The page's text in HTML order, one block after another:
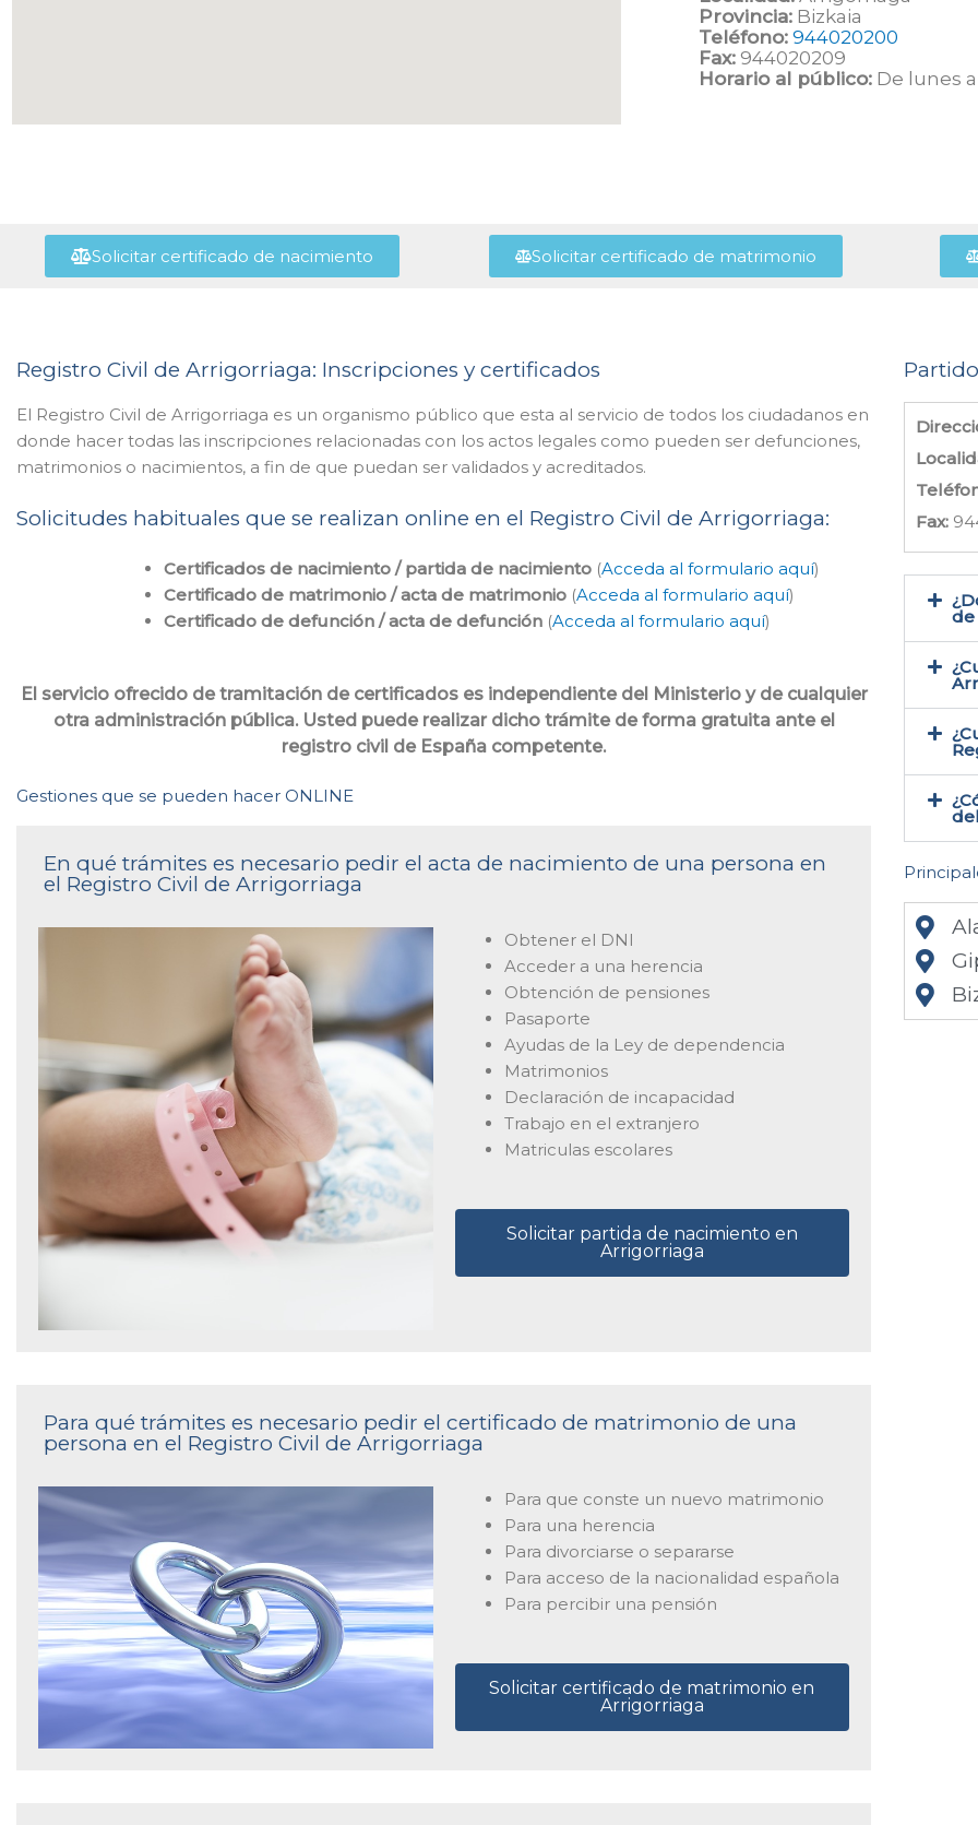
Provincia: Bizkaia
Teléfono: 944020200
Fax: 944020209
Horario al público: De lunes
Solicitar certificado de nacimiento Solicitar certificado de matrimonio
Registro Civil de Arrigorriaga: Inscripciones y certificados
El Registro Civil de Arrigorriaga es un organismo público que esta al servicio de todos los ciudadanos en
donde hacer todas las inscripciones relacionadas con los actos legales como pueden ser defunciones,
matrimonios o nacimientos, a fin de que puedan ser validados y acreditados.
Solicitudes habituales que se realizan online en el Registro Civil de Arrigorriaga:
Certificados de nacimiento / partida de nacimiento (Acceda al formulario aquí)
Certificado de matrimonio / acta de matrimonio (Acceda al formulario aquí)
Certificado de defunción / acta de defunción (Acceda al formulario aquí)
El servicio ofrecido de tramitación de certificados es independiente del Ministerio y de cualquier
otra administración pública. Usted puede realizar dicho trámite de forma gratuita ante el
registro civil de España competente.
Gestiones que se pueden hacer ONLINE
En qué trámites es necesario pedir el acta de nacimiento de una persona en
el Registro Civil de Arrigorriaga
Obtener el DNI
Acceder a una herencia
Obtención de pensiones
Pasaporte
Ayudas de la Ley de dependencia
Matrimonios
Declaración de incapacidad
Trabajo en el extranjero
Matriculas escolares
Solicitar partida de nacimiento en
Arrigorriaga
Para qué trámites es necesario pedir el certificado de matrimonio de una
persona en el Registro Civil de Arrigorriaga
Para que conste un nuevo matrimonio
Para una herencia
Para divorciarse o separarse
Para acceso de la nacionalidad española
Para percibir una pensión
Solicitar certificado de matrimonio en
Arrigorriaga
Fax:
de